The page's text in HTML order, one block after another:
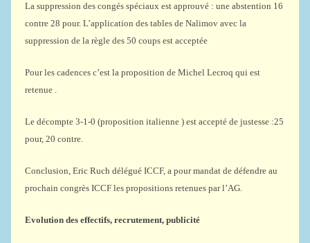
La suppression des congés spéciaux est approuvé : une abstention 16
contre 28 pour. L’application des tables de Nalimov avec la
suppression de la règle des 50 coups est acceptée
Pour les cadences c’est la proposition de Michel Lecroq qui est
retenue .
Le décompte 3-1-0 (proposition italienne ) est accepté de justesse :25
pour, 20 contre.
Conclusion, Eric Ruch délégué ICCF, a pour mandat de défendre au
prochain congrès ICCF les propositions retenues par l’AG.
Evolution des effectifs, recrutement, publicité